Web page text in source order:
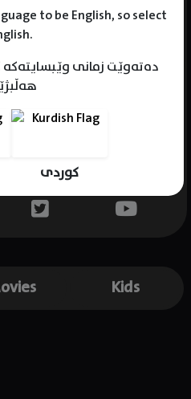
to be English, so select
دەتەوێت زمانی
کوردی
Kids